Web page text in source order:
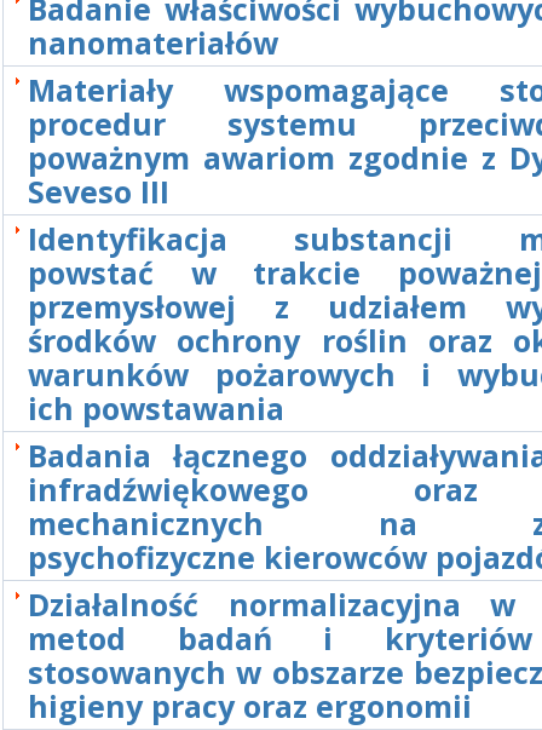
nanomateriałów
Materiały wspomagające
procedur systemu
poważnym awariom zgodnie z
Seveso III
Identyfikacja substancji
powstać w trakcie
przemysłowej z udziałem
środków ochrony roślin oraz
warunków pożarowych i
ich powstawania
Badania łącznego
infradźwiękowego
mechanicznych na
psychofizyczne kierowców
Działalność normalizacyjna w
metod badań i
stosowanych w obszarze
higieny pracy oraz ergonomii